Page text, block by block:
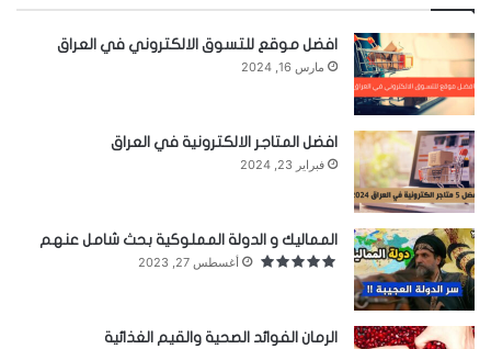
بظهور توران شاه تراجعت شجره الدر خطوة للوراء،
لكن التراجع لم يدم أكثر من شهرين هي فترة حكم
توران شاه.
والذي احتجب عن الناس ومارس طباعاً خشنة وأبعد
كثيراً من رجال الدولة وتنكر لشجرة الدر التي صانت له
الملك ولم يحفظ جميلها، فهربت إلى بيت المقدس
خوفاً منه.
افضل موقع للتسوق الالكتروني في العراق
مارس 16, 2024
افضل المتاجر الالكترونية في العراق
فبراير 23, 2024
المماليك و الدولة المملوكية بحث شامل عنهم
أغسطس 27, 2023
الرمان الفوائد الصحية والقيم الغذائية